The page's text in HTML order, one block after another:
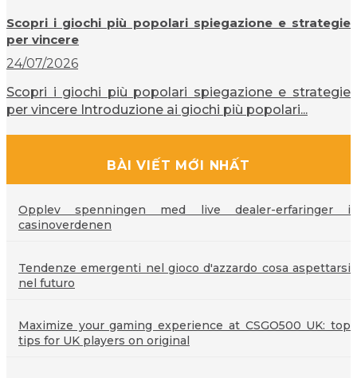
Scopri i giochi più popolari spiegazione e strategie
per vincere
24/07/2026
Scopri i giochi più popolari spiegazione e strategie
per vincere Introduzione ai giochi più popolari...
BÀI VIẾT MỚI NHẤT
Opplev spenningen med live dealer-erfaringer i
casinoverdenen
Tendenze emergenti nel gioco d'azzardo cosa aspettarsi
nel futuro
Maximize your gaming experience at CSGO500 UK: top
tips for UK players on original